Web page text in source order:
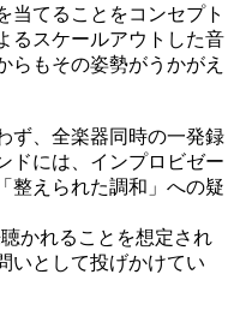
当てることをコンセプト
るスケールアウトした音
らもその姿勢がうかがえ
ず、全楽器同時の一発録
ドには、インプロビゼー
整えられた調和」への疑
かれることを想定され
いとして投げかけてい